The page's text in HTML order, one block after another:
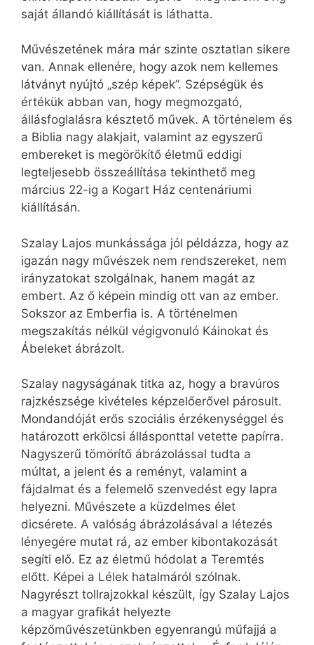
saját állandó kiállítását is láthatta.
Művészetének mára már szinte osztatlan sikere
van. Annak ellenére, hogy azok nem kellemes
látványt nyújtó „szép képek”. Szépségük és
értékük abban van, hogy megmozgató,
állásfoglalásra késztető művek. A történelem és
a Biblia nagy alakjait, valamint az egyszerű
embereket is megörökítő életmű eddigi
legteljesebb összeállítása tekinthető meg
március 22-ig a Kogart Ház centenáriumi
kiállításán.
Szalay Lajos munkássága jól példázza, hogy az
igazán nagy művészek nem rendszereket, nem
irányzatokat szolgálnak, hanem magát az
embert. Az ő képein mindig ott van az ember.
Sokszor az Emberfia is. A történelmen
megszakítás nélkül végigvonuló Káinokat és
Ábeleket ábrázolt.
Szalay nagyságának titka az, hogy a bravúros
rajzkészsége kivételes képzelőerővel párosult.
Mondandóját erős szociális érzékenységgel és
határozott erkölcsi állásponttal vetette papírra.
Nagyszerű tömörítő ábrázolással tudta a
múltat, a jelent és a reményt, valamint a
fájdalmat és a felemelő szenvedést egy lapra
helyezni. Művészete a küzdelmes élet
dicsérete. A valóság ábrázolásával a létezés
lényegére mutat rá, az ember kibontakozását
segíti elő. Ez az életmű hódolat a Teremtés
előtt. Képei a Lélek hatalmáról szólnak.
Nagyrészt tollrajzokkal készült, így Szalay Lajos
a magyar grafikát helyezte
képzőművészetünkben egyenrangú műfajjá a